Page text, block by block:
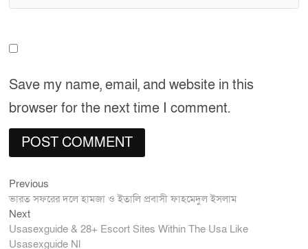
Save my name, email, and website in this
browser for the next time I comment.
Post
navigation
Previous
post:
ভারত সফরের দলে হামজা ও ইতালি প্রবাসী ফাহমেদুল ইসলাম
NextNext
post:
Usasexguide & 28+ Escort Sites Within The Usa Like
Usasexguide Nl